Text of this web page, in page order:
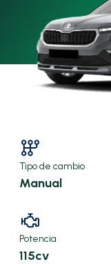
Tipo de cambio
Manual
Potencia
115cv